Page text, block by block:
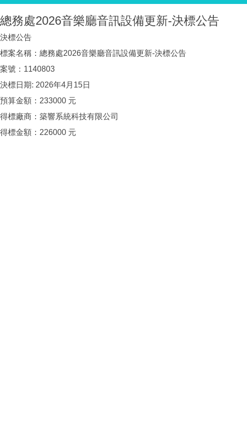
總務處2026音樂廳音訊設備更新-決標公告
決標公告
標案名稱：總務處2026音樂廳音訊設備更新-決標公告
案號：1140803
決標日期: 2026年4月15日
預算金額：233000 元
得標廠商：築響系統科技有限公司
得標金額：226000 元